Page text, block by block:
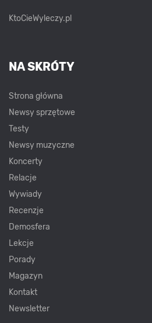
KtoCieWyleczy.pl
NA SKRÓTY
Strona główna
Newsy sprzętowe
Testy
Newsy muzyczne
Koncerty
Relacje
Wywiady
Recenzje
Demosfera
Lekcje
Porady
Magazyn
Kontakt
Newsletter